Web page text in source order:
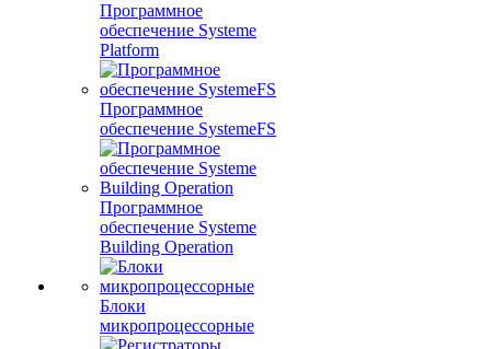
Программное
обеспечение Systeme
Platform
Программное
обеспечение SystemeFS
Программное
обеспечение Systeme
Building Operation
Блоки
микропроцессорные